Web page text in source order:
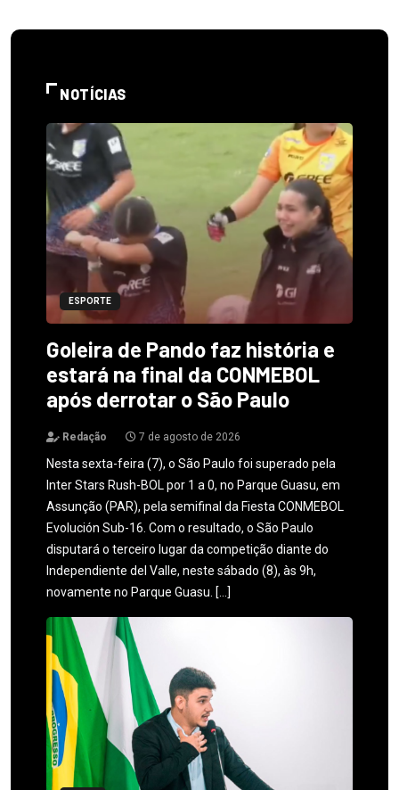
NOTÍCIAS
ESPORTE
Goleira de Pando faz história e
estará na final da CONMEBOL
após derrotar o São Paulo
Redação 7 de agosto de 2026
Nesta sexta-feira (7), o São Paulo foi superado pela
Inter Stars Rush-BOL por 1 a 0, no Parque Guasu, em
Assunção (PAR), pela semifinal da Fiesta CONMEBOL
Evolución Sub-16. Com o resultado, o São Paulo
disputará o terceiro lugar da competição diante do
Independiente del Valle, neste sábado (8), às 9h,
novamente no Parque Guasu. […]